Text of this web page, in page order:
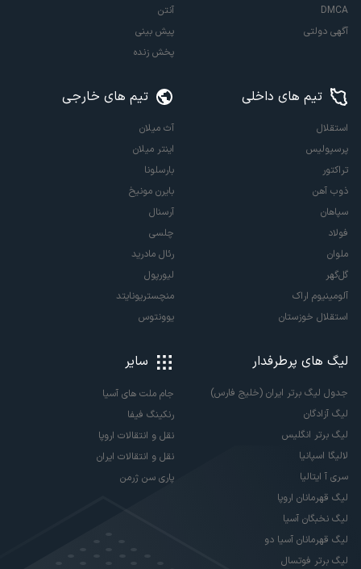
DMCA
آگهی دولتی
آنتن
پیش بینی
پخش زنده
تیم های داخلی
استقلال
پرسپولیس
تراکتور
ذوب آهن
سپاهان
فولاد
ملوان
گل‌گهر
آلومینیوم اراک
استقلال خوزستان
تیم های خارجی
آث میلان
اینتر میلان
بارسلونا
بایرن مونیخ
آرسنال
چلسی
رئال مادرید
لیورپول
منچستریونایتد
یوونتوس
لیگ های پرطرفدار
جدول لیگ برتر ایران (خلیج فارس)
لیگ آزادگان
لیگ برتر انگلیس
لالیگا اسپانیا
سری آ ایتالیا
لیگ قهرمانان اروپا
لیگ نخبگان آسیا
لیگ قهرمانان آسیا دو
لیگ برتر فوتسال
سایر
جام ملت های آسیا
رنکینگ فیفا
نقل و انتقالات اروپا
نقل و انتقالات ایران
پاری سن ژرمن